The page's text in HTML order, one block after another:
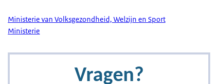
Ministerie van Volksgezondheid, Welzijn en Sport
Ministerie